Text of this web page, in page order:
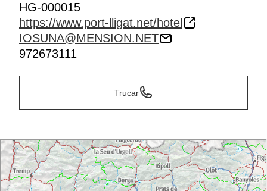
HG-000015
https://www.port-lligat.net/hotel
IOSUNA@MENSION.NET
972673111
Trucar